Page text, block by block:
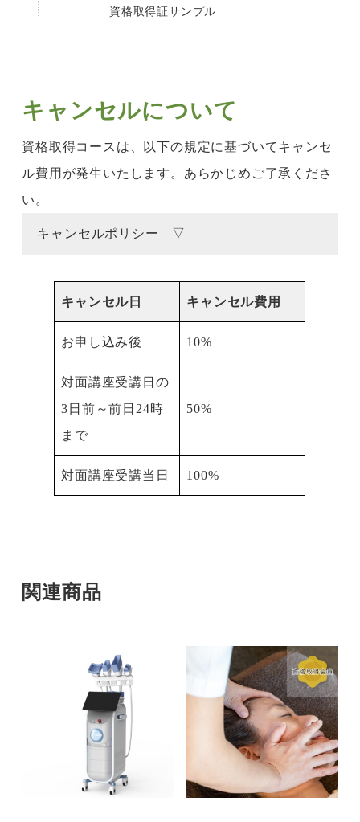
資格取得証サンプル
キャンセルについて
資格取得コースは、以下の規定に基づいてキャンセ
ル費用が発生いたします。あらかじめご了承くださ
い。
キャンセルポリシー ▽
キャンセル日 キャンセル費用
お申し込み後 10%
対面講座受講日の
3日前～前日24時
まで
50%
対面講座受講当日 100%
関連商品